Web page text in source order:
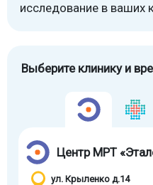
исследование в ваших
Выберите клинику и
Центр МРТ
ул. Крыленко д.14